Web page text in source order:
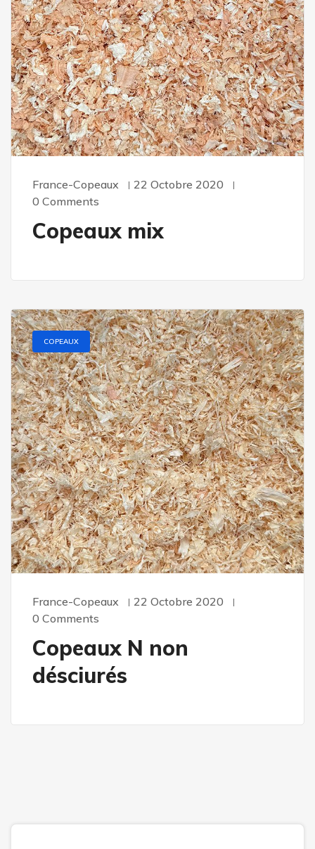
France-Copeaux
22 Octobre 2020
0 Comments
Copeaux mix
COPEAUX
France-Copeaux
22 Octobre 2020
0 Comments
Copeaux N non
désciurés